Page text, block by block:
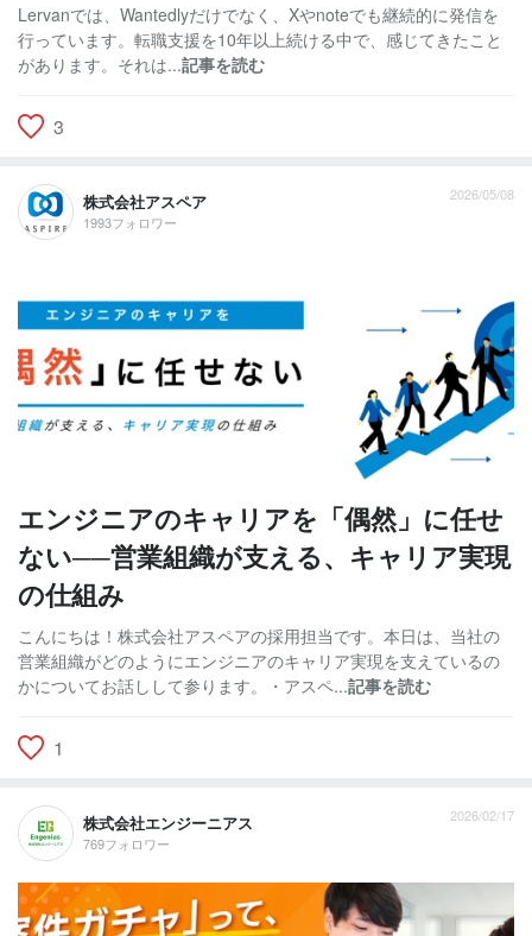
Lervanでは、Wantedlyだけでなく、Xやnoteでも継続的に発信を
行っています。転職支援を10年以上続ける中で、感じてきたこと
があります。それは...記事を読む
3
株式会社アスペア
1993フォロワー
2026/05/08
エンジニアのキャリアを「偶然」に任せ
ない──営業組織が支える、キャリア実現
の仕組み
こんにちは！株式会社アスペアの採用担当です。本日は、当社の
営業組織がどのようにエンジニアのキャリア実現を支えているの
かについてお話しして参ります。・アスペ...記事を読む
1
株式会社エンジーニアス
769フォロワー
2026/02/17